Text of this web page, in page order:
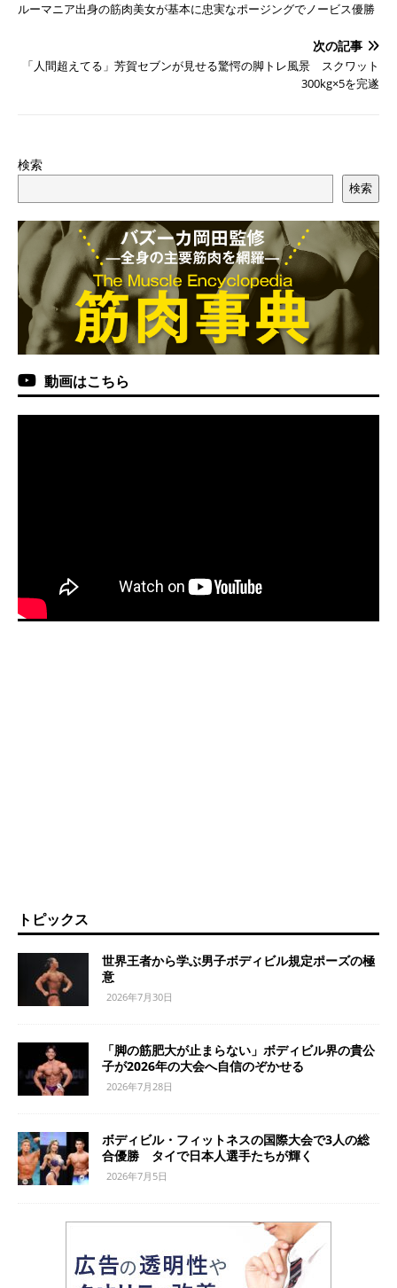
ルーマニア出身の筋肉美女が基本に忠実なポージングでノービス優勝
次の記事
「人間超えてる」芳賀セブンが見せる驚愕の脚トレ風景 スクワット
300kg×5を完遂
検索
検索
動画はこちら
トピックス
世界王者から学ぶ男子ボディビル規定ポーズの極
意
2026年7月30日
「脚の筋肥大が止まらない」ボディビル界の貴公
子が2026年の大会へ自信のぞかせる
2026年7月28日
ボディビル・フィットネスの国際大会で3人の総
合優勝 タイで日本人選手たちが輝く
2026年7月5日